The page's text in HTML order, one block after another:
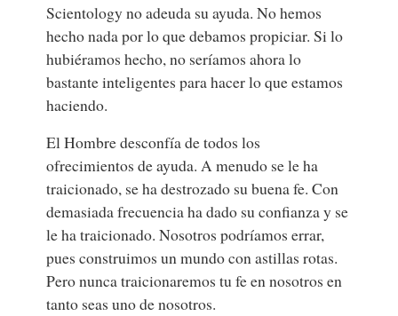
Scientology no adeuda su ayuda. No hemos
hecho nada por lo que debamos propiciar. Si lo
hubiéramos hecho, no seríamos ahora lo
bastante inteligentes para hacer lo que estamos
haciendo.
El Hombre desconfía de todos los
ofrecimientos de ayuda. A menudo se le ha
traicionado, se ha destrozado su buena fe. Con
demasiada frecuencia ha dado su confianza y se
le ha traicionado. Nosotros podríamos errar,
pues construimos un mundo con astillas rotas.
Pero nunca traicionaremos tu fe en nosotros en
tanto seas uno de nosotros.